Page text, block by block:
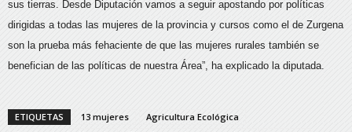
sus tierras. Desde Diputación vamos a seguir apostando por políticas
dirigidas a todas las mujeres de la provincia y cursos como el de Zurgena
son la prueba más fehaciente de que las mujeres rurales también se
benefician de las políticas de nuestra Área”, ha explicado la diputada.
ETIQUETAS 13 mujeres
Agricultura Ecológica